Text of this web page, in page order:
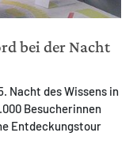
bei der Nacht
Nacht des Wissens in
Besucherinnen
Entdeckungstour